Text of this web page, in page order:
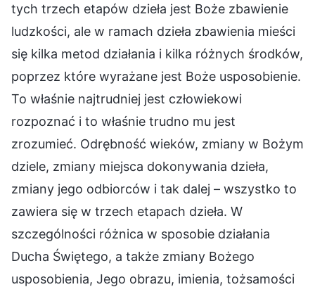
tych trzech etapów dzieła jest Boże zbawienie
ludzkości, ale w ramach dzieła zbawienia mieści
się kilka metod działania i kilka różnych środków,
poprzez które wyrażane jest Boże usposobienie.
To właśnie najtrudniej jest człowiekowi
rozpoznać i to właśnie trudno mu jest
zrozumieć. Odrębność wieków, zmiany w Bożym
dziele, zmiany miejsca dokonywania dzieła,
zmiany jego odbiorców i tak dalej – wszystko to
zawiera się w trzech etapach dzieła. W
szczególności różnica w sposobie działania
Ducha Świętego, a także zmiany Bożego
usposobienia, Jego obrazu, imienia, tożsamości